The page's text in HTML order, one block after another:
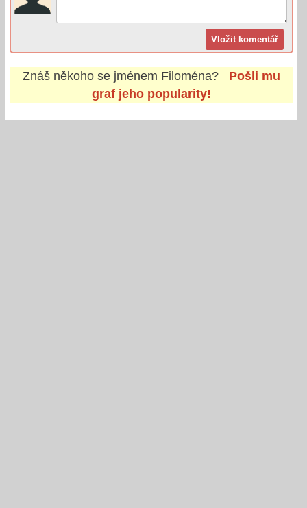
Znáš někoho se jménem Filoména?
Pošli mu
graf jeho popularity!